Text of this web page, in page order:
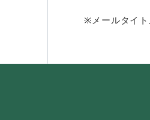
※メールタイト